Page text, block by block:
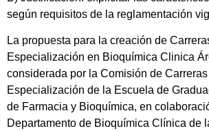
según requisitos de la reglamentación
La propuesta para la creación de
Especialización en Bioquímica Clinica
considerada por la Comisión de
Especialización de la Escuela de
de Farmacia y Bioquímica, en
Departamento de Bioquímica Clínica de